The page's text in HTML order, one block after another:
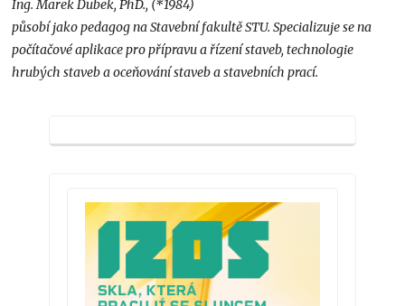
Ing. Marek Ďubek, PhD., (*1984)
působí jako pedagog na Stavební fakultě STU. Specializuje se na
počítačové aplikace pro přípravu a řízení staveb, technologie
hrubých staveb a oceňování staveb a stavebních prací.